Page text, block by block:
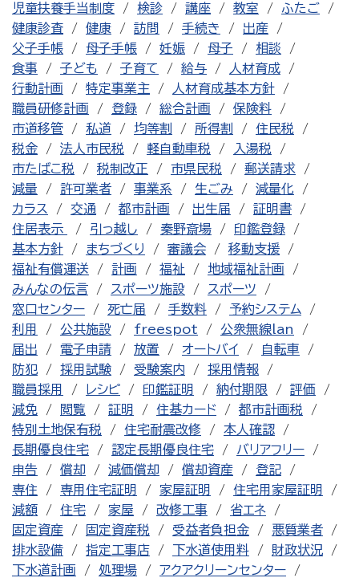
児童扶養手当制度
検診 講座 教室
ふたご
健康診査
健康 訪問 手続き
出産
父子手帳
母子手帳 妊娠 母子
相談
食事
子ども 子育て 給与
人材育成
行動計画
特定事業主
人材育成基本方針
職員研修計画
登録 総合計画
保険料
市道移管
私道 均等割 所得割
住民税
税金
法人市民税 軽自動車税
入湯税
市たばこ税
税制改正 市県民税
郵送請求
減量
許可業者 事業系 生ごみ
減量化
カラス
交通 都市計画 出生届
証明書
住居表示
引っ越し 秦野斎場
印鑑登録
基本方針
まちづくり 審議会
移動支援
福祉有償運送
計画 福祉
地域福祉計画
みんなの伝言
スポーツ施設
スポーツ
窓口センター
死亡届 手数料
予約システム
利用
公共施設 freespot
公衆無線lan
届出
電子申請 放置 オートバイ
自転車
防犯
採用試験 受験案内
採用情報
職員採用
レシピ 印鑑証明 納付期限
評価
減免
閲覧 証明 住基カード
都市計画税
特別土地保有税
住宅耐震改修
本人確認
長期優良住宅
認定長期優良住宅
バリアフリー
申告
償却 減価償却 償却資産
登記
専住
専用住宅証明 家屋証明
住宅用家屋証明
減額
住宅 家屋 改修工事
省エネ
固定資産
固定資産税 受益者負担金
悪質業者
排水設備
指定工事店 下水道使用料
財政状況
下水道計画
処理場
アクアクリーンセンター